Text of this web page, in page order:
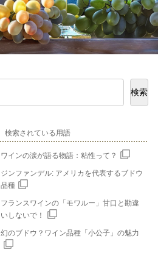
検索
検索されている用語
ワインの涙が語る物語：粘性って？
ジンファンデル: アメリカを代表するブドウ
品種
フランスワインの「モワルー」甘口と勘違
いしないで！
幻のブドウ？ワイン品種「小公子」の魅力